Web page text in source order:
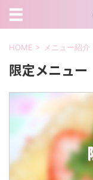
HOME > メニュー紹介
限定メニュー